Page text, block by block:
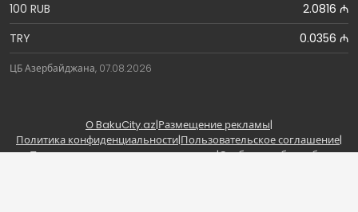
100 RUB
2.0816 ₼
TRY
0.0356 ₼
ЦБ Азербайджана, 07.08.2026
О BakuCity.az|Размещение рекламы|
Политика конфиденциальности|Пользовательское соглашение|
Правила использования материалов|Сообщить об ошибке